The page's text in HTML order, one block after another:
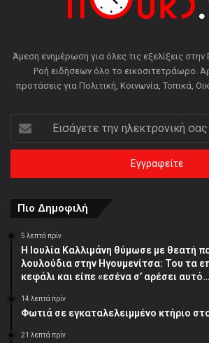
Άμεση ενημέρωση για όλες τις εξελίξεις
Ροή ειδήσεων όλο το εικοσιτετράωρο.
προτάσεις για Πολιτική, Κοινωνία, Τοπικά,
Εισάγετε
την
ηλεκτρονική
διεύθυνση
Πιο Δημοφιλή
5 λεπτά πρίν
Η Ιουλία Καλλιμάνη θύμωσε με θεατή
λουλούδια στην Ηγουμενίτσα: Του τα
κεφάλι και είπε «εσένα σ’ αρέσει
14 λεπτά πρίν
Φωτιά σε εγκαταλελειμμένο κτήριο
21 λεπτά πρίν